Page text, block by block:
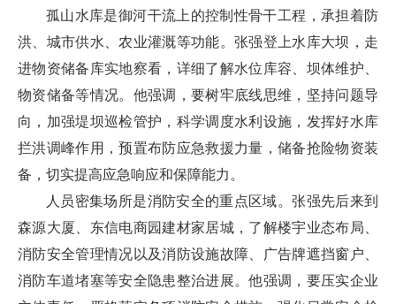
孤山水库是御河干流上的控制性骨干工程，承担着防
洪、城市供水、农业灌溉等功能。张强登上水库大坝，走
进物资储备库实地察看，详细了解水位库容、坝体维护、
物资储备等情况。他强调，要树牢底线思维，坚持问题导
向，加强堤坝巡检管护，科学调度水利设施，发挥好水库
拦洪调峰作用，预置布防应急救援力量，储备抢险物资装
备，切实提高应急响应和保障能力。
人员密集场所是消防安全的重点区域。张强先后来到
森源大厦、东信电商园建材家居城，了解楼宇业态布局、
消防安全管理情况以及消防设施故障、广告牌遮挡窗户、
消防车道堵塞等安全隐患整治进展。他强调，要压实企业